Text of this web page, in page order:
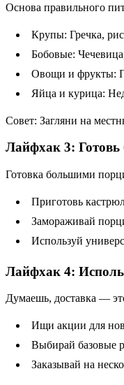
Основа правильного
Крупы: Гречка,
Бобовые:
Овощи и фрукты:
Яйца и курица:
Совет: Загляни на
Лайфхак 3:
Готовка большими
Приготовь
Замораживай
Используй
Лайфхак 4:
Думаешь, доставка —
Ищи акции для
Выбирай базовые
Заказывай на